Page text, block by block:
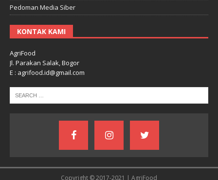
Pedoman Media Siber
KONTAK KAMI
AgriFood
Jl. Parakan Salak, Bogor
E : agrifood.id@gmail.com
Copyright © 2017-2021 | AgriFood